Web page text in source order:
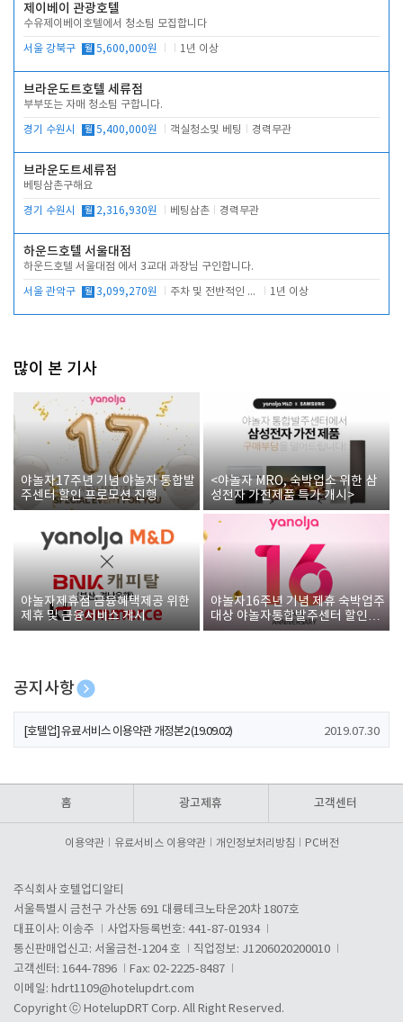
제이베이 관광호텔
수유제이베이호텔에서 청소팀 모집합니다
서울 강북구 월 5,600,000원 1년 이상
브라운도트호텔 세류점
부부또는 자매 청소팀 구합니다.
경기 수원시 월 5,400,000원 객실청소및 베팅 경력무관
브라운도트세류점
베팅삼촌구해요
경기 수원시 월 2,316,930원 베팅삼촌 경력무관
하운드호텔 서울대점
하운드호텔 서울대점 에서 3교대 과장님 구인합니다.
서울 관악구 월 3,099,270원 주차 및 전반적인 당번업무 1년 이상
많이 본 기사
야놀자17주년 기념 야놀자 통합발
주센터 할인 프로모션 진행
<야놀자 MRO, 숙박업소 위한 삼
성전자 가전제품 특가 개시>
야놀자제휴점 금융혜택제공 위한
제휴 및 금융서비스 게시
야놀자16주년 기념 제휴 숙박업주
대상 야놀자통합발주센터 할인쿠
폰 증정
공지사항
[호텔업] 개인정보 처리방침 개정본1 (19.09.02)
[호텔업] 유료서비스 이용약관 개정본2 (19.09.02) 2019.07.30
홈 광고제휴 고객센터
이용약관 유료서비스 이용약관 개인정보처리방침 PC버전
주식회사 호텔업디알티
서울특별시 금천구 가산동 691 대륭테크노타운20차 1807호
대표이사: 이송주
사업자등록번호: 441-87-01934
통신판매업신고: 서울금천-1204 호
직업정보: J1206020200010
고객센터: 1644-7896
Fax: 02-2225-8487
이메일: hdrt1109@hotelupdrt.com
Copyright ⓒ HotelupDRT Corp. All Right Reserved.